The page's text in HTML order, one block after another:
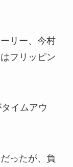
リー、今村
フリッピン
イムアウ
ったが、負